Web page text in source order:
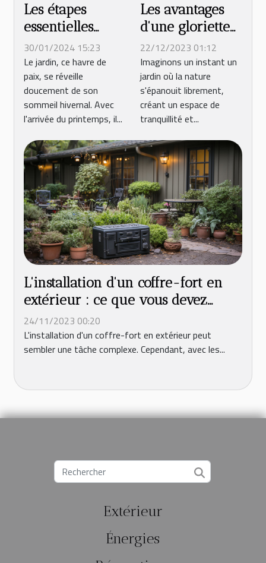
Les étapes
essentielles
pour préparer
votre jardin
pour le
printemps
30/01/2024 15:23
Le jardin, ce havre de
paix, se réveille
doucement de son
sommeil hivernal. Avec
l'arrivée du printemps, il...
Les avantages
d'une gloriette
en bois pour
l'aménagement
de jardins
22/12/2023 01:12
Imaginons un instant un
jardin où la nature
s'épanouit librement,
créant un espace de
tranquillité et...
L'installation d'un coffre-fort en
extérieur : ce que vous devez
savoir
24/11/2023 00:20
L'installation d'un coffre-fort en extérieur peut
sembler une tâche complexe. Cependant, avec les...
Extérieur
Énergies